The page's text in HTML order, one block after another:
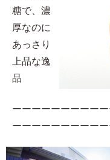
糖で、濃
厚なのに
あっさり
上品な逸
品
ーーーーーーーーー
ーーーーーーーーー